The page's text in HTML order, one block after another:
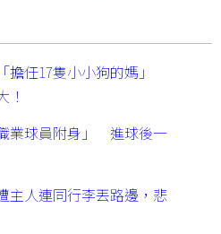
擔任17隻小小狗的媽」
！
業球員附身」 進球後一
主人連同行李丟路邊，悲